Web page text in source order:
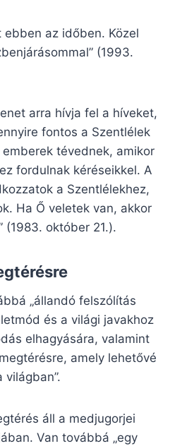
ebben az időben. Közel
(1993.
arra hívja fel a híveket,
fontos a Szentlélek
tévednek, amikor
fordulnak kéréseikkel. A
a Szentlélekhez,
Ha Ő veletek van, akkor
(1983. október 21.).
„állandó felszólítás
és a világi javakhoz
elhagyására, valamint
amely lehetővé
áll a medjugorjei
Van továbbá „egy